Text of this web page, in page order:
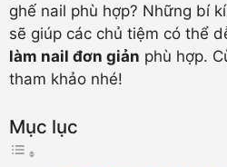
ghế nail phù hợp? Những bí
sẽ giúp các chủ tiệm có thể
làm nail đơn giản phù hợp.
tham khảo nhé!
Mục lục